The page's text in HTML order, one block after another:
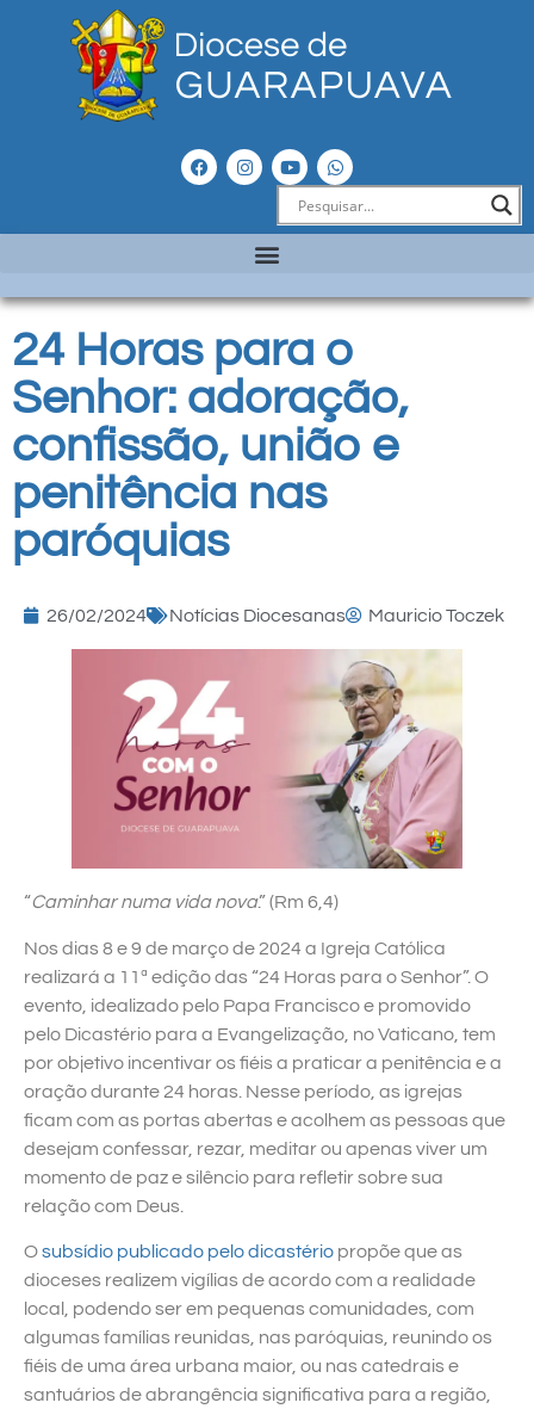
24 Horas para o
Senhor: adoração,
confissão, união e
penitência nas
paróquias
26/02/2024 Notícias Diocesanas Mauricio Toczek
“Caminhar numa vida nova.” (Rm 6,4)
Nos dias 8 e 9 de março de 2024 a Igreja Católica
realizará a 11ª edição das “24 Horas para o Senhor”. O
evento, idealizado pelo Papa Francisco e promovido
pelo Dicastério para a Evangelização, no Vaticano, tem
por objetivo incentivar os fiéis a praticar a penitência e a
oração durante 24 horas. Nesse período, as igrejas
ficam com as portas abertas e acolhem as pessoas que
desejam confessar, rezar, meditar ou apenas viver um
momento de paz e silêncio para refletir sobre sua
relação com Deus.
Osubsídio publicado pelo dicastério propõe que as
dioceses realizem vigílias de acordo com a realidade
local, podendo ser em pequenas comunidades, com
algumas famílias reunidas, nas paróquias, reunindo os
fiéis de uma área urbana maior, ou nas catedrais e
santuários de abrangência significativa para a região,